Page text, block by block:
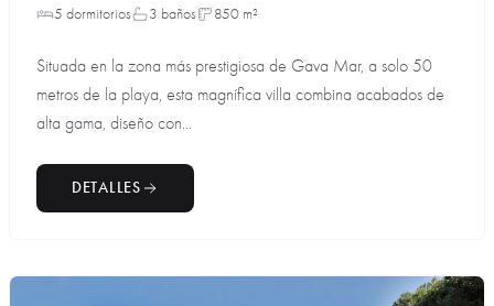
5 dormitorios 3 baños 850 m²
Situada en la zona más prestigiosa de Gava Mar, a solo 50
metros de la playa, esta magnífica villa combina acabados de
alta gama, diseño con...
DETALLES